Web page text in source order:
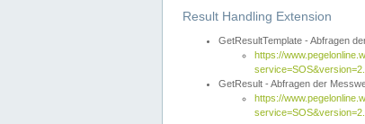
Result Handling Extension
GetResultTemplate - Abfragen
https://
GetResult - Abfragen der
https://